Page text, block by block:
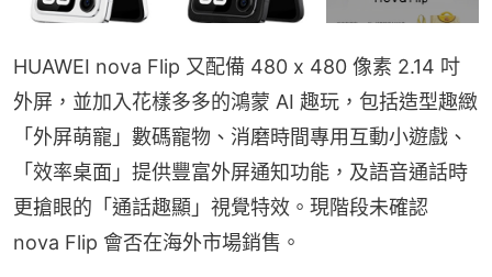
HUAWEI nova Flip 又配備 480 x 480 像素 2.14 吋
外屏，並加入花樣多多的鴻蒙 AI 趣玩，包括造型趣緻
「外屏萌寵」數碼寵物、消磨時間專用互動小遊戲、
「效率桌面」提供豐富外屏通知功能，及語音通話時
更搶眼的「通話趣顯」視覺特效。現階段未確認
nova Flip 會否在海外市場銷售。